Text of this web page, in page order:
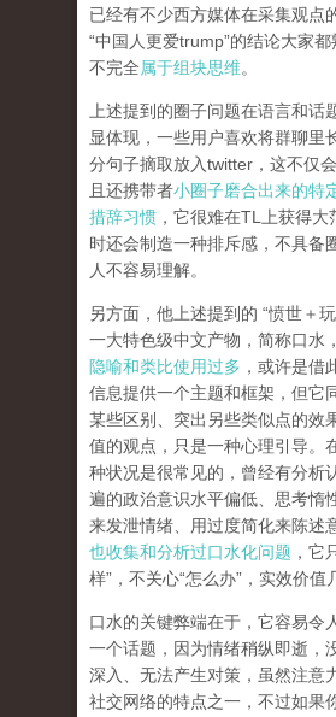
已经有不少西方媒体在采集观点
“中国人更爱trump”的结论大家
不完全属于组块思维。
上述提到的圈子问题在语言和话
显体现，一些用户喜欢将群聊里
分句子摘取放入twitter，这不仅
且还携带者小圈子磨合出来的特
措辞习惯 ，它很难在TL上获得大
时还会制造一种排斥感，不具备
人不容易理解。
另方面，他上述提到的 “愤世＋
一大特色级中文产物，简称口水
隐喻和类比使用过多 ，或许是借
信息提供一个主题和框架，但它
某些区别、突出另些类似点的效
值的观点，只是一种心理引导。
种状况是很常见的，曾经有分析
遍的政治意识水平偏低、思考惰
来发泄情绪、用过度简化来陈述
也收集和分析过口水化问题 ，它
样”，不关心“怎么办”，实效价值
口水的关键弊端在于，它容易令
一个话题，因为情绪稍纵即逝，
深入、无法产生对策，虽然注意
社交网络的特点之一，不过如果